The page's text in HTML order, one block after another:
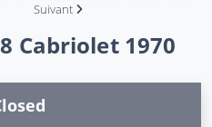
Suivant
Cabriolet 1970